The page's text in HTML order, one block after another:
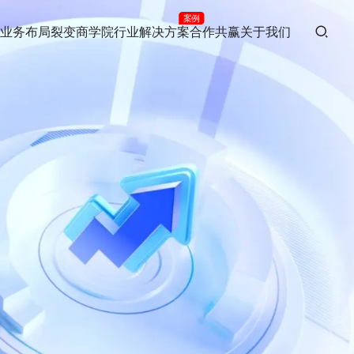
业务布局裂变商学院行业解决方案
案例
合作共赢关于我们